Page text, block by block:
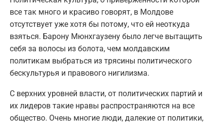
все так много и красиво говорят, в Молдове
отсутствует уже хотя бы потому, что ей неоткуда
взяться. Барону Мюнхгаузену было легче вытащить
себя за волосы из болота, чем молдавским
политикам выбраться из трясины политического
бескультурья и правового нигилизма.
С верхних уровней власти, от политических партий и
их лидеров такие нравы распространяются на все
общество. Очень многие люди, далекие от политики,